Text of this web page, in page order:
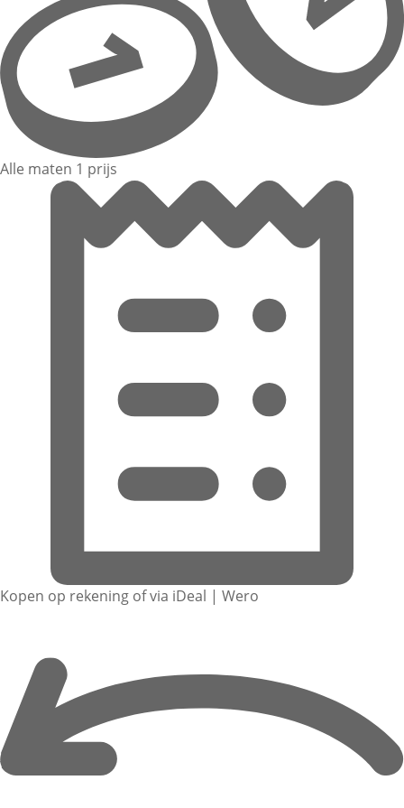
Alle maten 1 prijs
Kopen op rekening of via iDeal | Wero